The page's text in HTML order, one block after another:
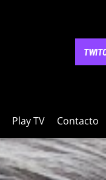
Play TV Contacto